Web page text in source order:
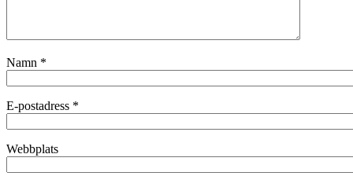
Namn *
E-postadress *
Webbplats